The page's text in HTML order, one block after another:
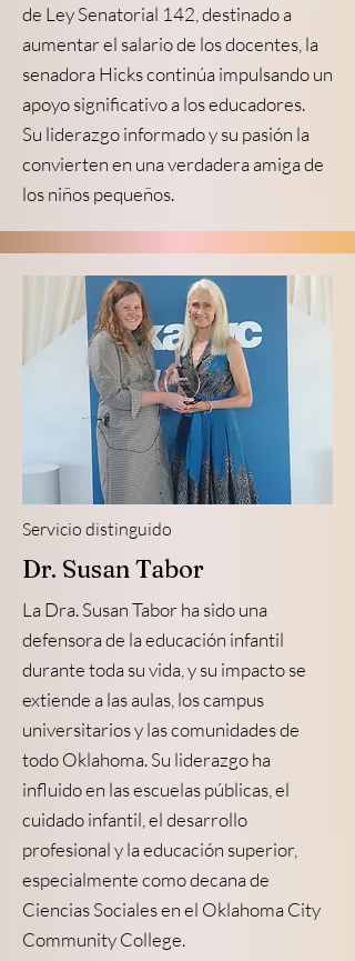
de Ley Senatorial 142, destinado a
aumentar el salario de los docentes, la
senadora Hicks continúa impulsando un
apoyo significativo a los educadores.
Su liderazgo informado y su pasión la
convierten en una verdadera amiga de
los niños pequeños.
Servicio distinguido
Dr. Susan Tabor
La Dra. Susan Tabor ha sido una
defensora de la educación infantil
durante toda su vida, y su impacto se
extiende a las aulas, los campus
universitarios y las comunidades de
todo Oklahoma. Su liderazgo ha
influido en las escuelas públicas, el
cuidado infantil, el desarrollo
profesional y la educación superior,
especialmente como decana de
Ciencias Sociales en el Oklahoma City
Community College.